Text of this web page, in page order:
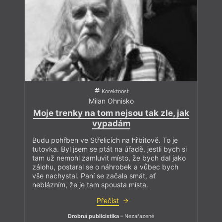
Chovat se ohleduplně je dobré životní krédo,
ale potřebovala bych asi konkrétní příklad toho
vtipu, který je jenom vtipný a nikoho nemůže
urazit. Žádný takový vtip mě totiž nenapadá.
Snazší varianta s nulovým rizikem je prostě
humor ze svého života eliminovat, protože je
rizikový. Neprovozovat jej a vyhýbat se místům,
kde by mohl vznikat. To je myslím jednodušší.
Jiní respondenti a respondentky ankety (jejíž zbylá část vyjde
v čísle příštím) však humor, který nemůže nikoho urazit,
velebí. A to je dobře:„Ať rozkvete sto květů, ať soupeří sto
škol,“jak pravil velký kormidelník Mao Ce-tung.
Téma korektnosti obohatili svými eseji básník František
Dryje (s. 16) a literární a divadelní historik Pavel Janoušek
(s. 14), z jehož textu rád ocituji:
S ideologiemi je to totiž tak trochu jako
Korektnost
Milan Ohnisko
Moje trenky na tom nejsou tak zle, jak
vypadám
Budu pohřben ve Střelicích na hřbitově. To je
tutovka. Byl jsem se ptát na úřadě, jestli bych si
tam už nemohl zamluvit místo, že bych dal jako
zálohu, postaral se o náhrobek a vůbec bych
vše nachystal. Paní se začala smát, ať
neblázním, že je tam spousta místa.
Přečíst
Drobná publicistika – Nezařazené